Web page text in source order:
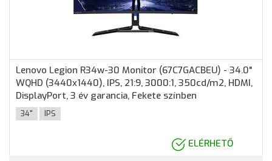
Lenovo Legion R34w-30 Monitor (67C7GACBEU) - 34.0"
WQHD (3440x1440), IPS, 21:9, 3000:1, 350cd/m2, HDMI,
DisplayPort, 3 év garancia, Fekete színben
34" IPS
ELÉRHETŐ